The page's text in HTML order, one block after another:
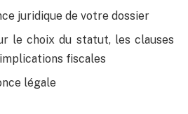
juridique de votre dossier
le choix du statut, les clauses
fiscales
légale